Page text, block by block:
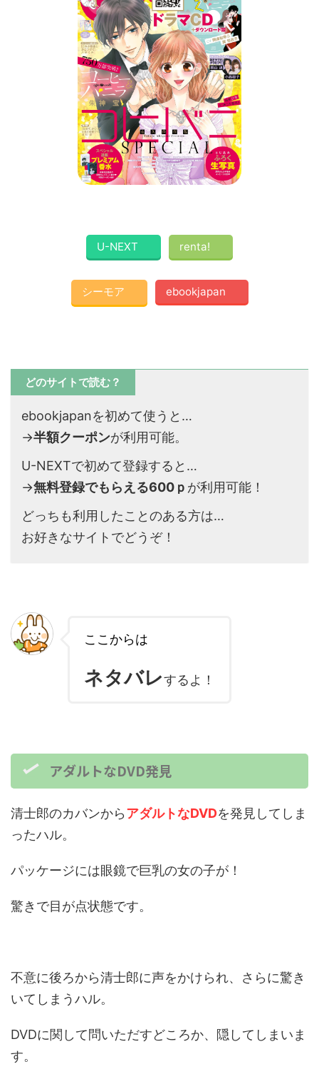
U-NEXT renta!
シーモア ebookjapan
どのサイトで読む？
ebookjapanを初めて使うと…
→半額クーポンが利用可能。
U-NEXTで初めて登録すると…
→無料登録でもらえる600ｐ が利用可能！
どっちも利用したことのある方は…
お好きなサイトでどうぞ！
ここからは
ネタバレするよ！
アダルトなDVD発見
清士郎のカバンからアダルトなDVDを発見してしま
ったハル。
パッケージには眼鏡で巨乳の女の子が！
驚きで目が点状態です。
不意に後ろから清士郎に声をかけられ、さらに驚き
いてしまうハル。
DVDに関して問いただすどころか、隠してしまいま
す。